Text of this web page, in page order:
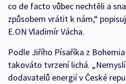
co de facto vůbec nechtěli a
způsobem vrátit k nám,“
E.ON Vladimír Vácha.
Podle Jiřího Písaříka z
takováto tvrzení lichá.
dodavatelů energií v České